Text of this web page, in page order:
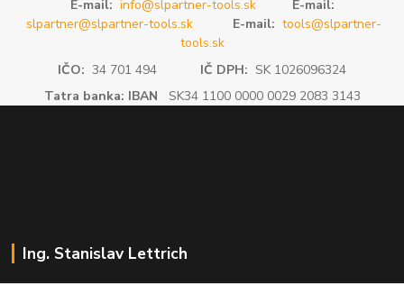
E-mail: info@slpartner-tools.sk
E-mail:
slpartner@slpartner-tools.sk
E-mail: tools@slpartner-
tools.sk
IČO: 34 701 494 IČ DPH: SK 1026096324
Tatra banka: IBAN SK34 1100 0000 0029 2083 3143
Ing. Stanislav Lettrich